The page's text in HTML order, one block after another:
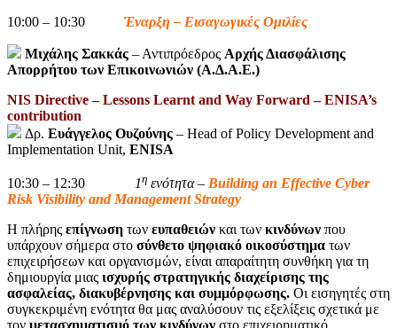
10:00 – 10:30 Έναρξη – Εισαγωγικές Ομιλίες
Μιχάλης Σακκάς – Αντιπρόεδρος Αρχής Διασφάλισης
Απορρήτου των Επικοινωνιών (Α.Δ.Α.Ε.)
NIS Directive – Lessons Learnt and Way Forward – ENISA’s
contribution
Δρ. Ευάγγελος Ουζούνης – Head of Policy Development and
Implementation Unit, ENISA
10:30 – 12:30 1η ενότητα– Building an Effective Cyber
Risk Visibility and Management Strategy
Η πλήρης επίγνωση των ευπαθειών και των κινδύνων που
υπάρχουν σήμερα στο σύνθετο ψηφιακό οικοσύστημα των
επιχειρήσεων και οργανισμών, είναι απαραίτητη συνθήκη για τη
δημιουργία μιας ισχυρής στρατηγικής διαχείρισης της
ασφαλείας, διακυβέρνησης και συμμόρφωσης. Οι εισηγητές στη
συγκεκριμένη ενότητα θα μας αναλύσουν τις εξελίξεις σχετικά με